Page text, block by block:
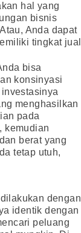
hal yang
bisnis
Anda dapat
tingkat jual
bisa
konsinyasi
menghasilkan
pada
kemudian
berat yang
tetap utuh,
dengan
identik dengan
peluang